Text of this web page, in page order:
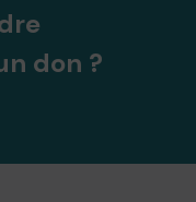
don ?